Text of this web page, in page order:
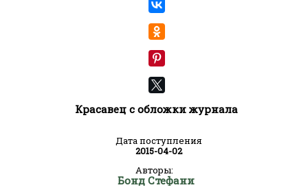
Красавец с обложки журнала
Дата поступления
2015-04-02
Авторы:
Бонд Стефани